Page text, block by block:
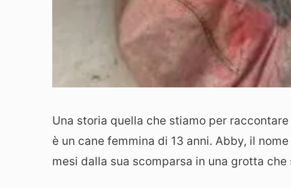
Una storia quella che stiamo per
è un cane femmina di 13 anni. Abby, il
mesi dalla sua scomparsa in una grotta